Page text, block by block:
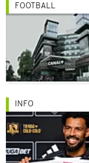
FOOTBALL
INFO